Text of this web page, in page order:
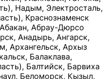
Надым, Электросталь,
Краснознаменск
Абрау-Дюрсо
Анадырь, Ангарск,
Архангельск, Архыз
Балаклава,
Балтийск, Барвиха
Беломорск, Кызыл,